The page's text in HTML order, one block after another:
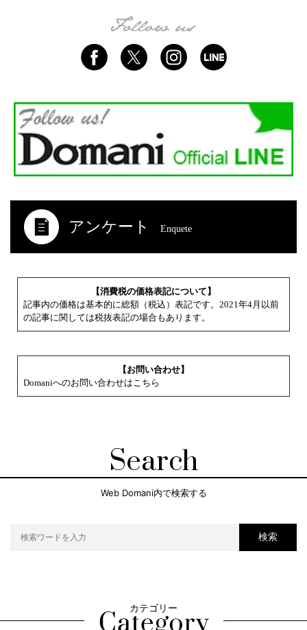
アンケート Enquete
【消費税の価格表記について】
記事内の価格は基本的に総額（税込）表記です。2021年4月以前
の記事に関しては税抜表記の場合もあります。
【お問い合わせ】
Domaniへのお問い合わせはこちら
Search
Web Domani内で検索する
検索
カテゴリー